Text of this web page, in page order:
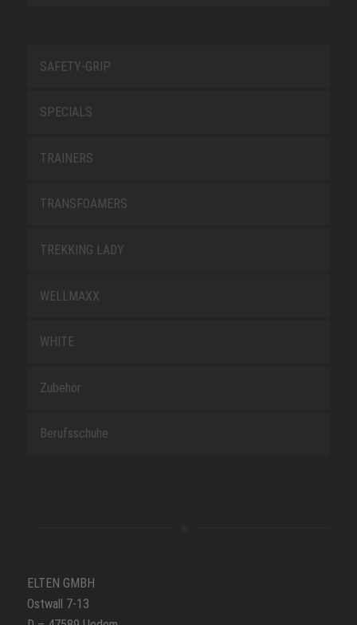
SAFETY-GRIP
SPECIALS
TRAINERS
TRANSFOAMERS
TREKKING LADY
WELLMAXX
WHITE
Zubehör
Berufsschuhe
ELTEN GMBH
Ostwall 7-13